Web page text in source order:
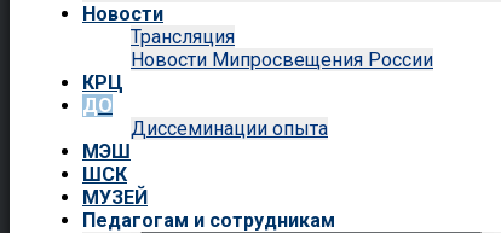
Новости
Трансляция
Новости Мипросвещения России
КРЦ
ДО
Диссеминации опыта
МЭШ
ШСК
МУЗЕЙ
Педагогам и сотрудникам